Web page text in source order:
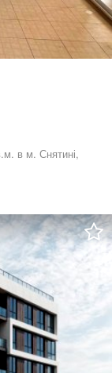
в м. Снятині,